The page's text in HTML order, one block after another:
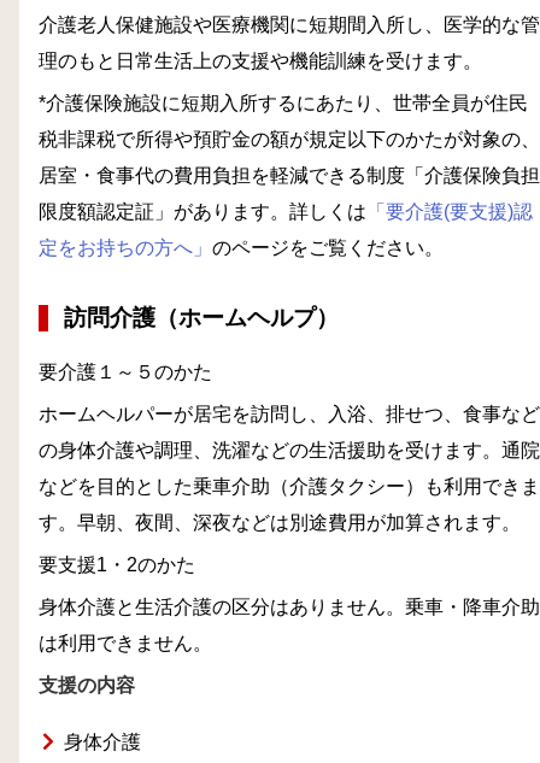
介護老人保健施設や医療機関に短期間入所し、医学的な管
理のもと日常生活上の支援や機能訓練を受けます。
*介護保険施設に短期入所するにあたり、世帯全員が住民
税非課税で所得や預貯金の額が規定以下のかたが対象の、
居室・食事代の費用負担を軽減できる制度「介護保険負担
限度額認定証」があります。詳しくは 「要介護(要支援)認
定をお持ちの方へ」 のページをご覧ください。
訪問介護（ホームヘルプ）
要介護１～５のかた
ホームヘルパーが居宅を訪問し、入浴、排せつ、食事など
の身体介護や調理、洗濯などの生活援助を受けます。通院
などを目的とした乗車介助（介護タクシー）も利用できま
す。早朝、夜間、深夜などは別途費用が加算されます。
要支援1・2のかた
身体介護と生活介護の区分はありません。乗車・降車介助
は利用できません。
支援の内容
身体介護